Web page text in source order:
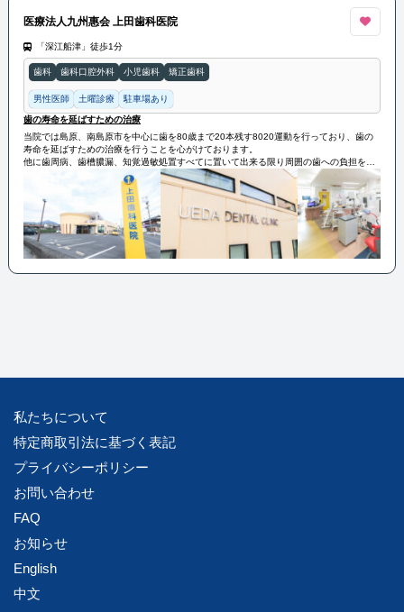
医療法人九州惠会 上田歯科医院
「深江船津」徒歩1分
歯科 歯科口腔外科 小児歯科 矯正歯科
男性医師 土曜診療 駐車場あり
歯の寿命を延ばすための治療
当院では島原、南島原市を中心に歯を80歳まで20本残す8020運動を行っており、歯の
寿命を延ばすための治療を行うことを心がけております。
他に歯周病、歯槽膿漏、知覚過敏処置すべてに置いて出来る限り周囲の歯への負担を減
らし、本質的に大事な歯を守る治療をしております。
治療の際しっかりとご説明をさせていただきまして、皆様の歯を80歳まで残して快適な
食生活をしていただけるお手伝いをさせていただきます。
私たちについて
特定商取引法に基づく表記
プライバシーポリシー
お問い合わせ
FAQ
お知らせ
English
中文